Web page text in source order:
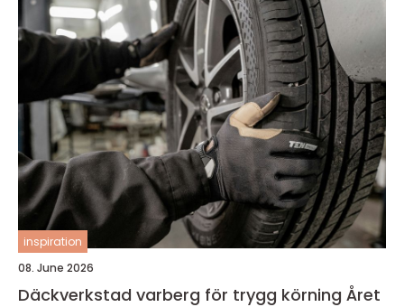
inspiration
08. June 2026
Däckverkstad varberg för trygg körning Året